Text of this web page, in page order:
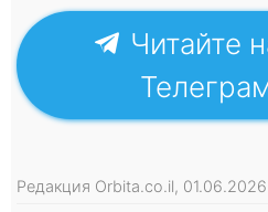
Читайте
Редакция Orbita.co.il,